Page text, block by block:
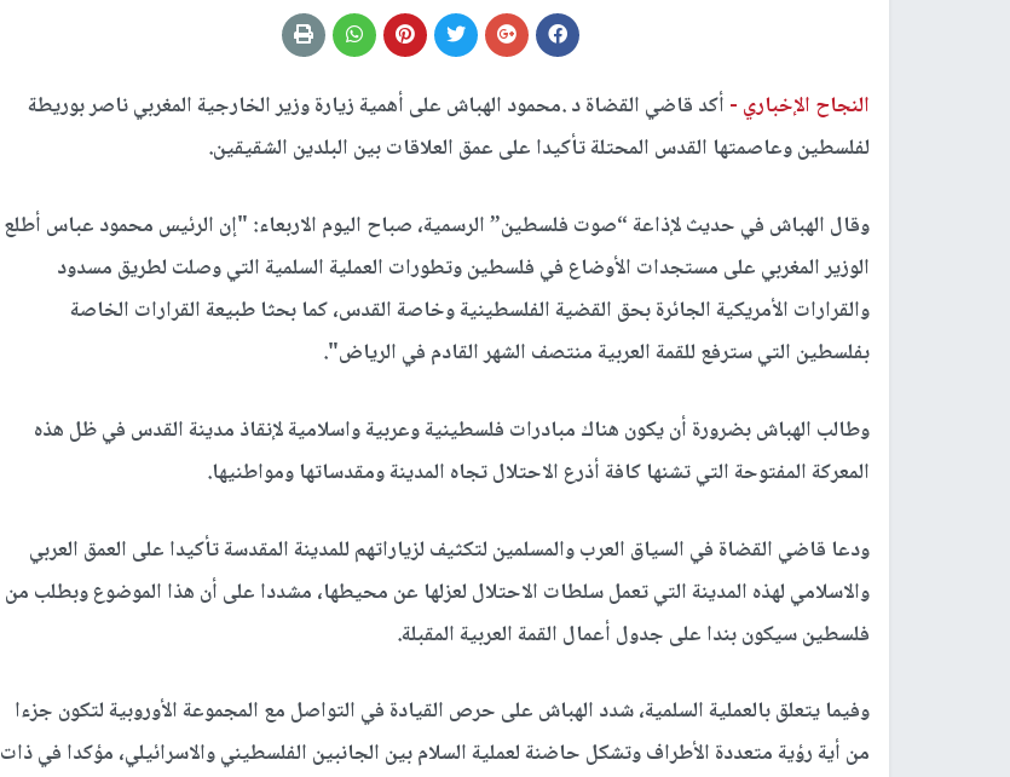
النجاح الإخباري - أكد قاضي القضاة د .محمود الهباش على أهمية زيارة وزير الخارجية المغربي ناصر بوريطة
لفلسطين وعاصمتها القدس المحتلة تأكيدا على عمق العلاقات بين البلدين الشقيقين.
وقال الهباش في حديث لإذاعة “صوت فلسطين” الرسمية، صباح اليوم الاربعاء: "إن الرئيس محمود عباس أطلع
الوزير المغربي على مستجدات الأوضاع في فلسطين وتطورات العملية السلمية التي وصلت لطريق مسدود
والقرارات الأمريكية الجائرة بحق القضية الفلسطينية وخاصة القدس، كما بحثا طبيعة القرارات الخاصة
بفلسطين التي سترفع للقمة العربية منتصف الشهر القادم في الرياض".
وطالب الهباش بضرورة أن يكون هناك مبادرات فلسطينية وعربية واسلامية لإنقاذ مدينة القدس في ظل هذه
المعركة المفتوحة التي تشنها كافة أذرع الاحتلال تجاه المدينة ومقدساتها ومواطنيها.
ودعا قاضي القضاة في السياق العرب والمسلمين لتكثيف لزياراتهم للمدينة المقدسة تأكيدا على العمق العربي
والاسلامي لهذه المدينة التي تعمل سلطات الاحتلال لعزلها عن محيطها، مشددا على أن هذا الموضوع وبطلب من
فلسطين سيكون بندا على جدول أعمال القمة العربية المقبلة.
وفيما يتعلق بالعملية السلمية، شدد الهباش على حرص القيادة في التواصل مع المجموعة الأوروبية لتكون جزءا
من أية رؤية متعددة الأطراف وتشكل حاضنة لعملية السلام بين الجانبين الفلسطيني والاسرائيلي، مؤكدا في ذات